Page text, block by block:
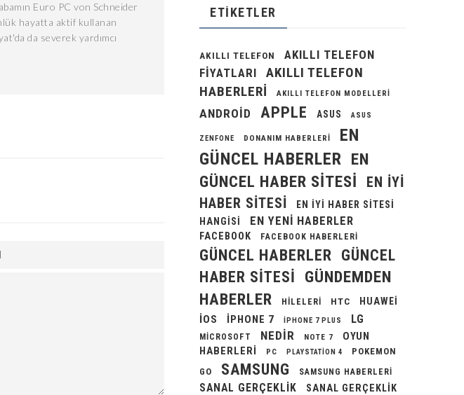
Euro PC von Schneider
hayatta aktif kullanan
da severek yardımcı
ETIKETLER
AKILLI TELEFON
AKILLI TELEFON
FIYATLARI
AKILLI TELEFON
HABERLERI
AKILLI TELEFON MODELLERI
ANDROID APPLE ASUS ASUS
ZENFONE DONANIM HABERLERI
EN
GÜNCEL HABERLER EN
GÜNCEL HABER SITESI
EN IYI
HABER SITESI
EN IYI HABER SITESI
HANGISI
EN YENI HABERLER
FACEBOOK FACEBOOK HABERLERI
GÜNCEL HABERLER
GÜNCEL
HABER SITESI
GÜNDEMDEN
HABERLER
HILELERI HTC HUAWEI
IOS IPHONE 7 IPHONE 7 PLUS LG
MICROSOFT NEDIR NOTE 7
OYUN
HABERLERI
PC PLAYSTATION 4
POKEMON
GO
SAMSUNG SAMSUNG HABERLERI
SANAL GERÇEKLIK SANAL GERÇEKLIK